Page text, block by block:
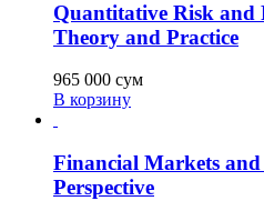
Quantitative Risk and
Theory and Practice
965 000 сум
В корзину
Financial Markets
Perspective